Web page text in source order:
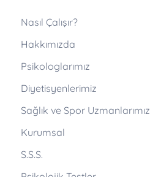
Nasıl Çalışır?
Hakkımızda
Psikologlarımız
Diyetisyenlerimiz
Sağlık ve Spor Uzmanlarımız
Kurumsal
S.S.S.